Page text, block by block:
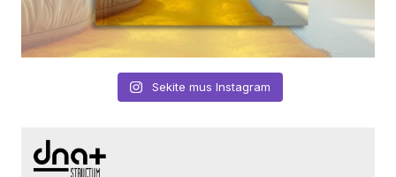
Sekite mus Instagram